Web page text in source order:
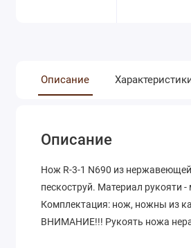
Описание
Описание
Нож R-3-1 N690 из
пескоструй. Материал
Комплектация: нож, ножны из
ВНИМАНИЕ!!! Рукоять ножа